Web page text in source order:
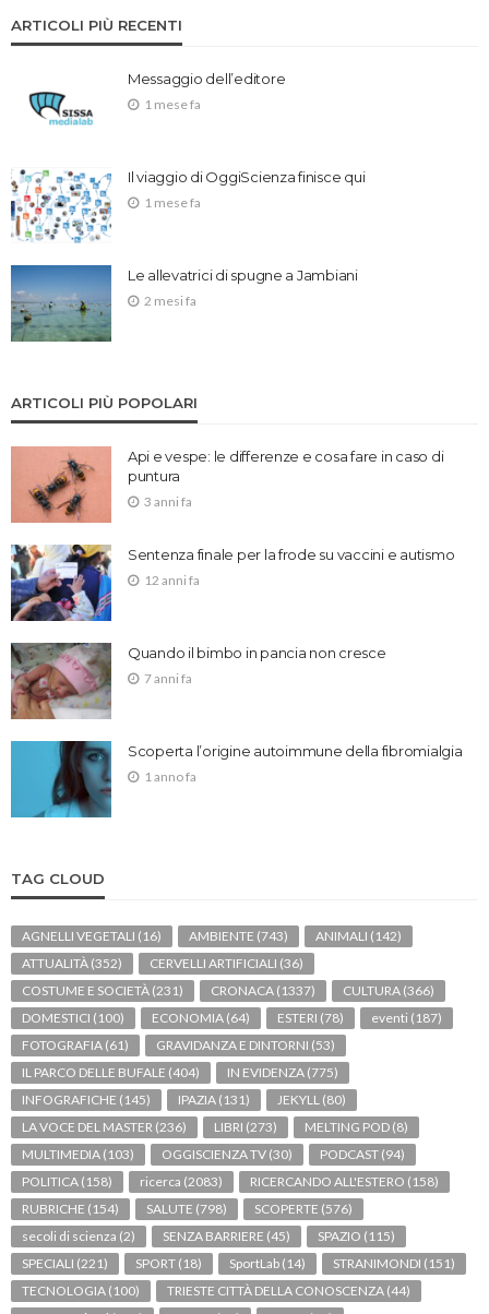
ARTICOLI PIÙ RECENTI
Messaggio dell’editore
1 mese fa
Il viaggio di OggiScienza finisce qui
1 mese fa
Le allevatrici di spugne a Jambiani
2 mesi fa
ARTICOLI PIÙ POPOLARI
Api e vespe: le differenze e cosa fare in caso di
puntura
3 anni fa
Sentenza finale per la frode su vaccini e autismo
12 anni fa
Quando il bimbo in pancia non cresce
7 anni fa
Scoperta l’origine autoimmune della fibromialgia
1 anno fa
TAG CLOUD
AGNELLI VEGETALI (16) AMBIENTE (743) ANIMALI (142)
ATTUALITÀ (352) CERVELLI ARTIFICIALI (36)
COSTUME E SOCIETÀ (231) CRONACA (1337) CULTURA (366)
DOMESTICI (100) ECONOMIA (64) ESTERI (78) eventi (187)
FOTOGRAFIA (61) GRAVIDANZA E DINTORNI (53)
IL PARCO DELLE BUFALE (404) IN EVIDENZA (775)
INFOGRAFICHE (145) IPAZIA (131) JEKYLL (80)
LA VOCE DEL MASTER (236) LIBRI (273) MELTING POD (8)
MULTIMEDIA (103) OGGISCIENZA TV (30) PODCAST (94)
POLITICA (158) ricerca (2083) RICERCANDO ALL'ESTERO (158)
RUBRICHE (154) SALUTE (798) SCOPERTE (576)
secoli di scienza (2) SENZA BARRIERE (45) SPAZIO (115)
SPECIALI (221) SPORT (18) SportLab (14) STRANIMONDI (151)
TECNOLOGIA (100) TRIESTE CITTÀ DELLA CONOSCENZA (44)